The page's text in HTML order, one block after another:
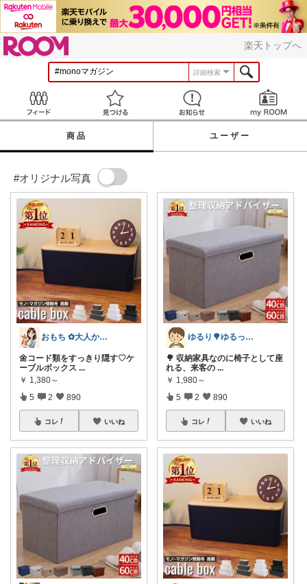
楽天トップへ
詳細検索
見つける お知らせ
商品 ユーザー
#オリジナル写真
おもち ✿大人かわいい×暮らし
🌼コード類をすっきり隠す♡ケ
ーブルボックス ...
￥ 1,380～
5 2 890
コレ いいね
ゆるり🌳ゆるっと暮らし整える🧺🫕
🌳 収納家具なのに椅子として座
れる、来客の ...
￥ 1,980～
5 2 890
コレ いいね